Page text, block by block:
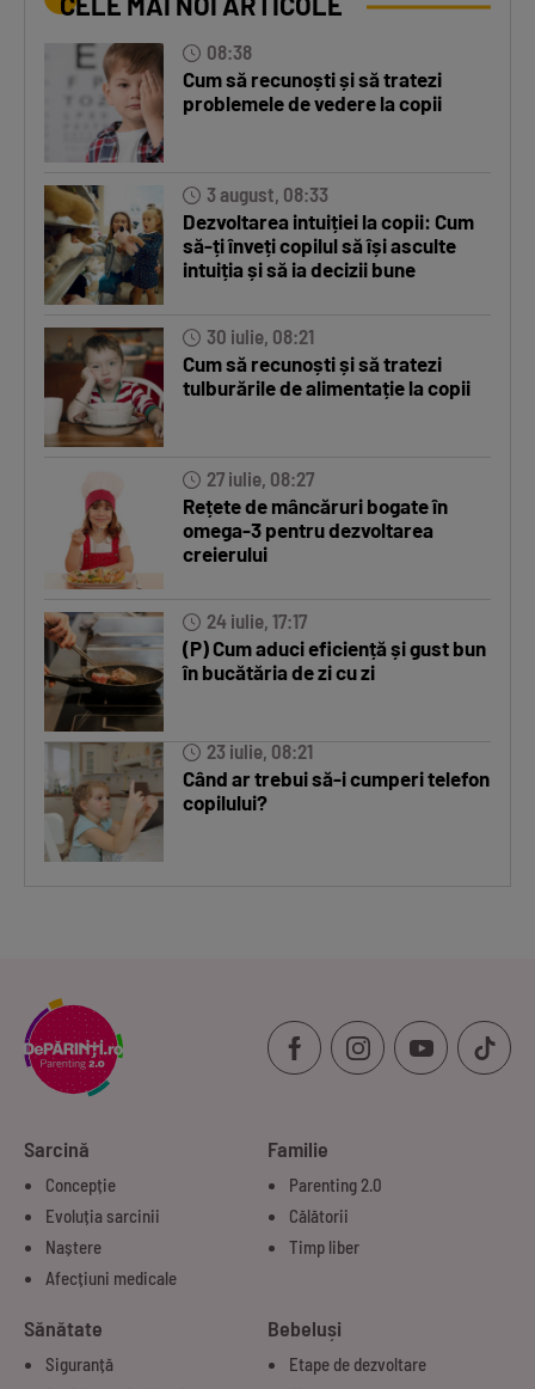
08:38
Cum să recunoști și să tratezi
problemele de vedere la copii
3 august, 08:33
Dezvoltarea intuiției la copii: Cum
să-ți înveți copilul să își asculte
intuiția și să ia decizii bune
30 iulie, 08:21
Cum să recunoști și să tratezi
tulburările de alimentație la copii
27 iulie, 08:27
Rețete de mâncăruri bogate în
omega-3 pentru dezvoltarea
creierului
24 iulie, 17:17
(P) Cum aduci eficiență și gust bun
în bucătăria de zi cu zi
23 iulie, 08:21
Când ar trebui să-i cumperi telefon
copilului?
Sarcină
Concepție
Evoluția sarcinii
Naștere
Afecțiuni medicale
Familie
Parenting 2.0
Călătorii
Timp liber
Sănătate
Siguranță
Bebeluși
Etape de dezvoltare